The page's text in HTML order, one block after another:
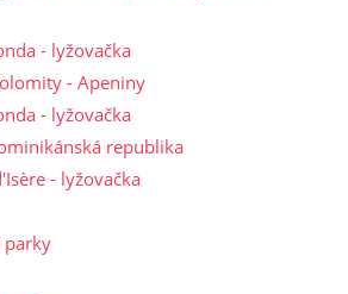
- lyžovačka
- Apeniny
- lyžovačka
republika
- lyžovačka
parky